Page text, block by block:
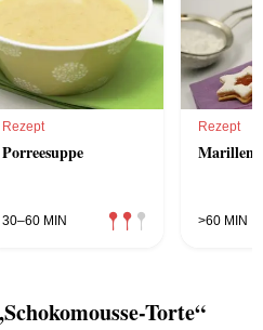
Rezept
Porreesuppe
30–60 MIN
Rezept
>60 MIN
Torte“